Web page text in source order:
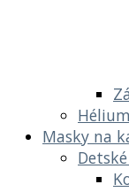
Masky na